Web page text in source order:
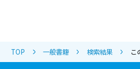
TOP 一般書籍 検索結果 こ